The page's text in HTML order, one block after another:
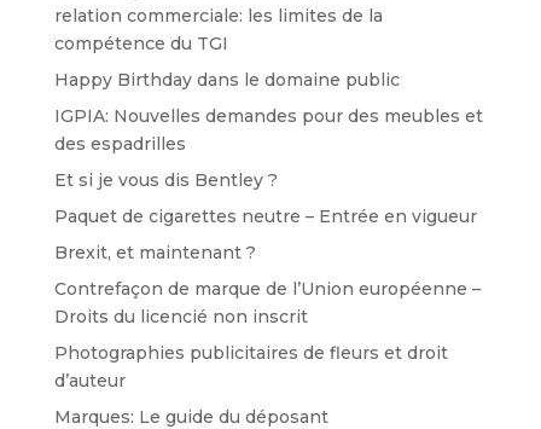
relation commerciale: les limites de la
compétence du TGI
Happy Birthday dans le domaine public
IGPIA: Nouvelles demandes pour des meubles et
des espadrilles
Et si je vous dis Bentley ?
Paquet de cigarettes neutre – Entrée en vigueur
Brexit, et maintenant ?
Contrefaçon de marque de l’Union européenne –
Droits du licencié non inscrit
Photographies publicitaires de fleurs et droit
d’auteur
Marques: Le guide du déposant